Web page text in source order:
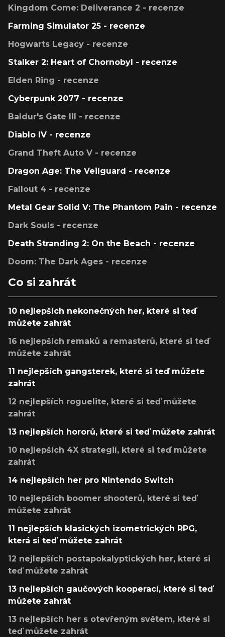
Kingdom Come: Deliverance 2 - recenze
Farming Simulator 25 - recenze
Hogwarts Legacy - recenze
Stalker 2: Heart of Chornobyl - recenze
Elden Ring - recenze
Cyberpunk 2077 - recenze
Baldur's Gate III - recenze
Diablo IV - recenze
Grand Theft Auto V - recenze
Dragon Age: The Veilguard - recenze
Fallout 4 - recenze
Metal Gear Solid V: The Phantom Pain - recenze
Dark Souls - recenze
Death Stranding 2: On the Beach - recenze
Doom: The Dark Ages - recenze
Co si zahrát
10 nejlepších nekonečných her, které si teď
můžete zahrát
16 nejlepších remaků a remasterů, které si teď
můžete zahrát
11 nejlepších gangsterek, které si teď můžete
zahrát
12 nejlepších roguelite, které si teď můžete
zahrát
13 nejlepších hororů, které si teď můžete zahrát
10 nejlepších 4X strategií, které si teď můžete
zahrát
14 nejlepších her pro Nintendo Switch
10 nejlepších boomer shooterů, které si teď
můžete zahrát
11 nejlepších klasických izometrických RPG,
která si teď můžete zahrát
12 nejlepších postapokalyptických her, které si
teď můžete zahrát
13 nejlepších gaučových kooperací, které si teď
můžete zahrát
13 nejlepších her s otevřeným světem, které si
teď můžete zahrát